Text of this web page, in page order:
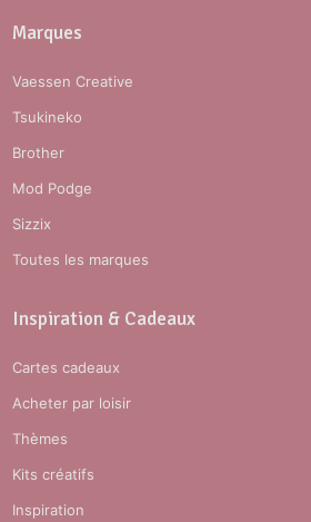
Marques
Vaessen Creative
Tsukineko
Brother
Mod Podge
Sizzix
Toutes les marques
Inspiration & Cadeaux
Cartes cadeaux
Acheter par loisir
Thèmes
Kits créatifs
Inspiration